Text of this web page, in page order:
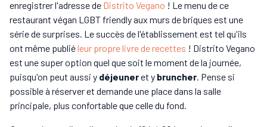
enregistrer l'adresse de Distrito Vegano ! Le menu de ce
restaurant végan LGBT friendly aux murs de briques est une
série de surprises. Le succès de l'établissement est tel qu'ils
ont même publiéleur propre livre de recettes ! Distrito Vegano
est une super option quel que soit le moment de la journée,
puisqu'on peut aussi y déjeuneret y bruncher. Pense si
possible à réserver et demande une place dans la salle
principale, plus confortable que celle du fond.